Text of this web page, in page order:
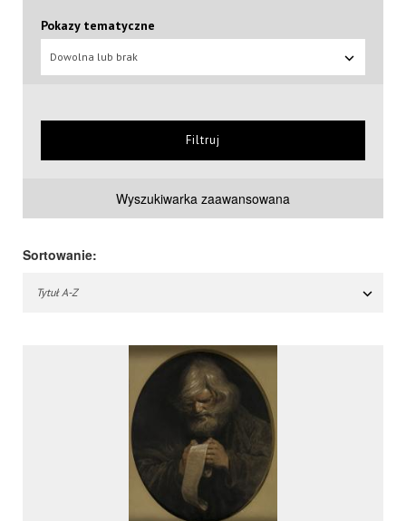
Pokazy tematyczne
Dowolna lub brak
Filtruj
Wyszukiwarka zaawansowana
Sortowanie:
Tytuł A-Z